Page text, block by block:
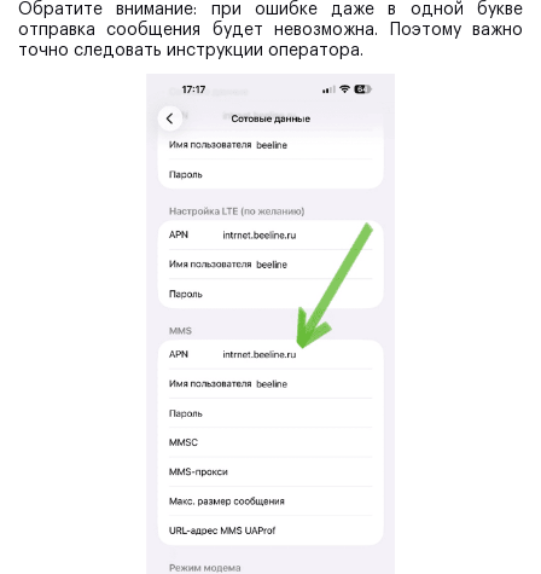
Обратите внимание: при ошибке даже в одной букве
отправка сообщения будет невозможна. Поэтому важно
точно следовать инструкции оператора.